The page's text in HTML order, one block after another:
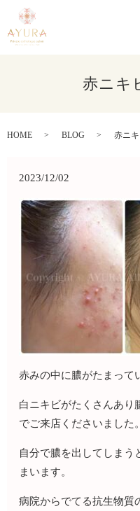
赤ニキ
HOME BLOG 赤ニ
2023/12/02
赤みの中に膿がたまって
白ニキビがたくさんあり
でご来店くださいました。
自分で膿を出してしまう
まいます。
病院からでてる抗生物質